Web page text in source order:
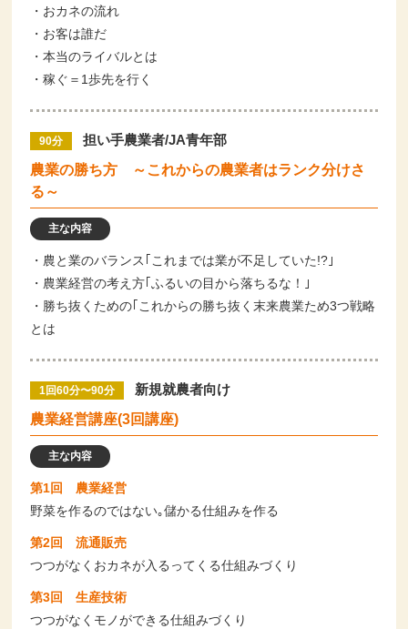
・おカネの流れ
・お客は誰だ
・本当のライバルとは
・稼ぐ＝1歩先を行く
90分
担い手農業者/JA青年部
農業の勝ち方 ～これからの農業者はランク分けさ
る～
主な内容
・農と業のバランス｢これまでは業が不足していた!?｣
・農業経営の考え方｢ふるいの目から落ちるな！｣
・勝ち抜くための｢これからの勝ち抜く末来農業ため3つ戦略
とは
1回60分〜90分
新規就農者向け
農業経営講座(3回講座)
主な内容
第1回 農業経営
野菜を作るのではない｡儲かる仕組みを作る
第2回 流通販売
つつがなくおカネが入るってくる仕組みづくり
第3回 生産技術
つつがなくモノができる仕組みづくり